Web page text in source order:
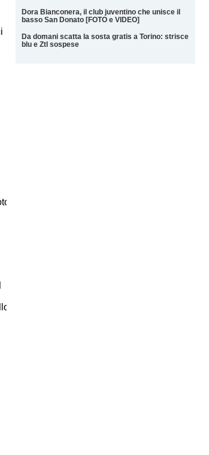
Dora Bianconera, il club juventino che unisce il
basso San Donato [FOTO e VIDEO]
Da domani scatta la sosta gratis a Torino: strisce
blu e Ztl sospese